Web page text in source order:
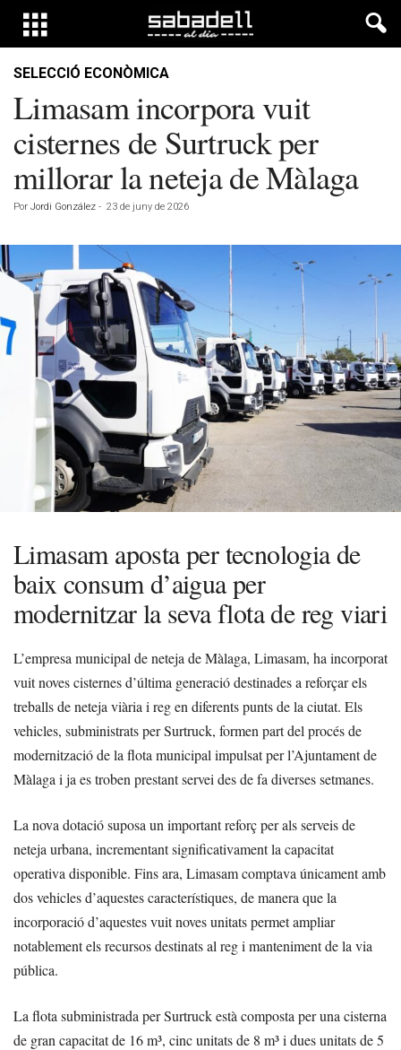
SELECCIÓ ECONÒMICA
Limasam incorpora vuit
cisternes de Surtruck per
millorar la neteja de Màlaga
Por Jordi González - 23 de juny de 2026
Limasam aposta per tecnologia de
baix consum d’aigua per
modernitzar la seva flota de reg viari
L’empresa municipal de neteja de Màlaga, Limasam, ha incorporat
vuit noves cisternes d’última generació destinades a reforçar els
treballs de neteja viària i reg en diferents punts de la ciutat. Els
vehicles, subministrats per Surtruck, formen part del procés de
modernització de la flota municipal impulsat per l’Ajuntament de
Màlaga i ja es troben prestant servei des de fa diverses setmanes.
La nova dotació suposa un important reforç per als serveis de
neteja urbana, incrementant significativament la capacitat
operativa disponible. Fins ara, Limasam comptava únicament amb
dos vehicles d’aquestes característiques, de manera que la
incorporació d’aquestes vuit noves unitats permet ampliar
notablement els recursos destinats al reg i manteniment de la via
pública.
La flota subministrada per Surtruck està composta per una cisterna
de gran capacitat de 16 m³, cinc unitats de 8 m³ i dues unitats de 5